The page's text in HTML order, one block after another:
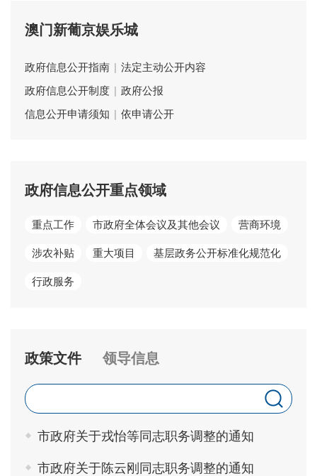
澳门新葡京娱乐城
政府信息公开指南 | 法定主动公开内容
政府信息公开制度 | 政府公报
信息公开申请须知 | 依申请公开
政府信息公开重点领域
重点工作 市政府全体会议及其他会议 营商环境
涉农补贴 重大项目 基层政务公开标准化规范化
行政服务
政策文件 领导信息
市政府关于戎怡等同志职务调整的通知
市政府关于陈云刚同志职务调整的通知